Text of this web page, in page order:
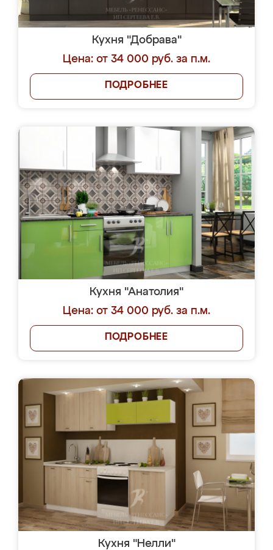
Кухня "Добрава"
Цена: от 34 000 руб. за п.м.
ПОДРОБНЕЕ
Кухня "Анатолия"
Цена: от 34 000 руб. за п.м.
ПОДРОБНЕЕ
Кухня "Нелли"